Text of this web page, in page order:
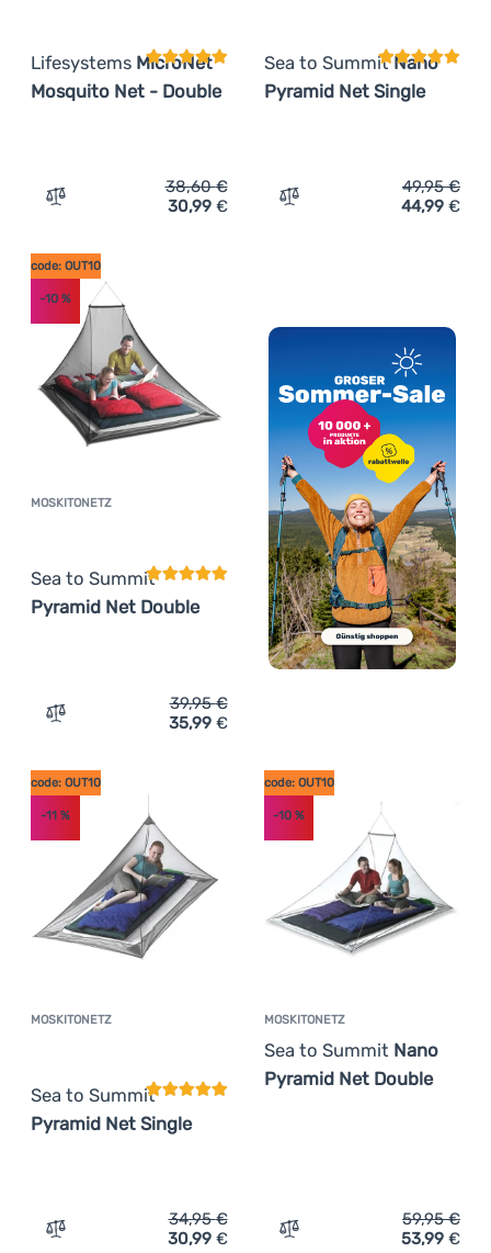
Lifesystems MicroNet
Mosquito Net - Double
Zum Vergleich 'Moskitonetz Lifesystems MicroNet
38,60€
30,99 €
Sea to SummitNano
Pyramid Net Single
Zum Vergleich
49,95€
44,99 €
MOSKITONETZ
Sea to Summit
Pyramid Net Double
Kundenbewertung
code: OUT10
-10 %
Zum Vergleich 'Moskitonetz Sea to Summit Pyramid Net
39,95€
35,99 €
MOSKITONETZ
Sea to Summit
Pyramid Net Single
Kundenbewertung
code: OUT10
-11 %
Zum Vergleich 'Moskitonetz Sea to Summit Pyramid Net
34,95€
30,99 €
MOSKITONETZ
Sea to Summit Nano
Pyramid Net Double
code: OUT10
-10%
Zum Vergleich
59,95€
53,99 €